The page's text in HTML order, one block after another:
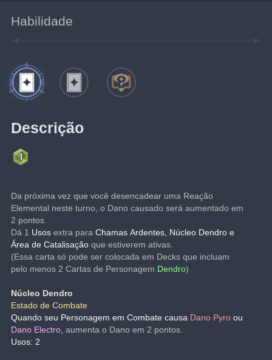
Habilidade
Descrição
Da próxima vez que você desencadear uma Reação
Elemental neste turno, o Dano causado será aumentado em
2 pontos.
Dá 1 Usos extra para Chamas Ardentes, Núcleo Dendro e
Área de Catalisação que estiverem ativas.
(Essa carta só pode ser colocada em Decks que incluam
pelo menos 2 Cartas de Personagem Dendro)
Núcleo Dendro
Estado de Combate
Quando seu Personagem em Combate causa Dano Pyro
Dano Electro , aumenta o Dano em 2 pontos.
Usos: 2